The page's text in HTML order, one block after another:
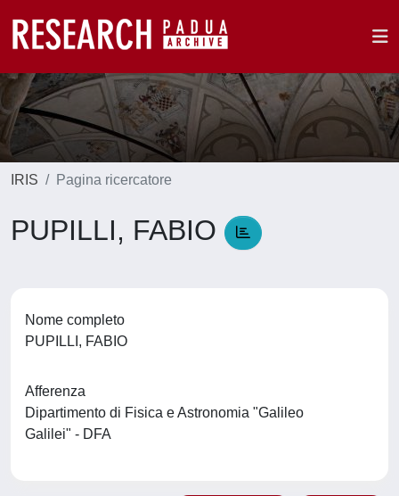
IRIS Pagina ricercatore
PUPILLI, FABIO
Nome completo
PUPILLI, FABIO
Afferenza
Dipartimento di Fisica e Astronomia "Galileo
Galilei" - DFA